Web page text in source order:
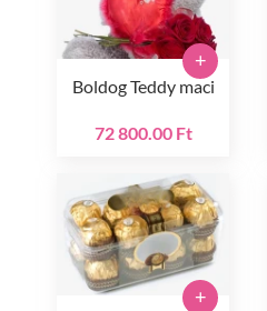
Boldog Teddy maci
72 800.00 Ft
+
+